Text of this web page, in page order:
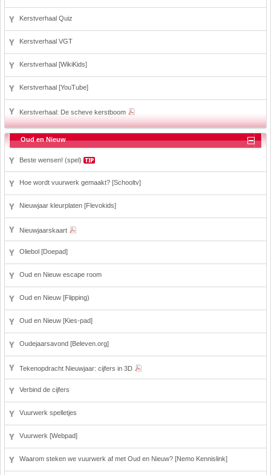
Kerstverhaal Quiz
Kerstverhaal VGT
Kerstverhaal [WikiKids]
Kerstverhaal [YouTube]
Kerstverhaal: De scheve kerstboom
Oud en Nieuw
Beste wensen! (spel)
Hoe wordt vuurwerk gemaakt? [Schooltv]
Nieuwjaar kleurplaten [Flevokids]
Nieuwjaarskaart
Oliebol [Doepad]
Oud en Nieuw escape room
Oud en Nieuw [Flipping)
Oud en Nieuw [Kies-pad]
Oudejaarsavond [Beleven.org]
Tekenopdracht Nieuwjaar: cijfers in 3D
Verbind de cijfers
Vuurwerk spelletjes
Vuurwerk [Webpad]
Waarom steken we vuurwerk af met Oud en Nieuw? [Nemo Kennislink]